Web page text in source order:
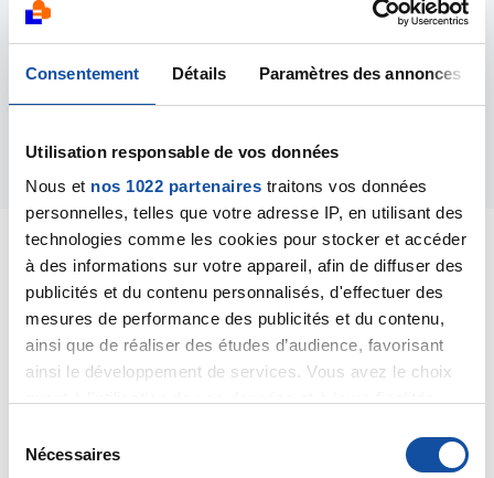
Consentement Détails Paramètres des annonces
Utilisation responsable de vos données
Nous et nos 1022 partenaires traitons vos données
personnelles, telles que votre adresse IP, en utilisant des
technologies comme les cookies pour stocker et accéder
à des informations sur votre appareil, afin de diffuser des
publicités et du contenu personnalisés, d'effectuer des
mesures de performance des publicités et du contenu,
ainsi que de réaliser des études d’audience, favorisant
ainsi le développement de services. Vous avez le choix
tout moment en consultant la Déclaration relative aux
Nécessaires
décision en prend pour la dérivation et pour la
radiothérapie es c'est possible de la faire dans ce cas
perdre svp aider moi .
Réponse s'il vous plaie . et merci d'avance
Répondre
kinko225
14/01/2014 - 02:22
désolé pour les erreurs de frappe c a cause du someil